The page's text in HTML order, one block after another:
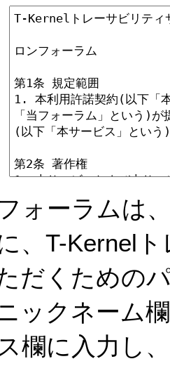
ォーラムは
、T-Kernel
だくための
ックネーム
欄に入力し